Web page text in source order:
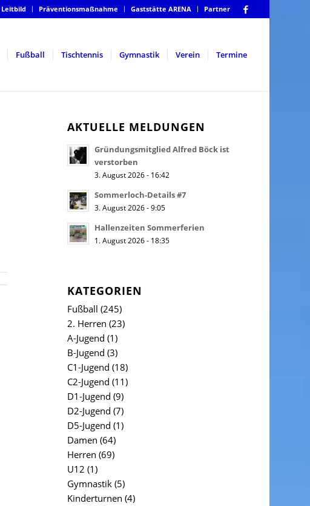
Leitbild Präventionsmaßnahme Gaststätte ARENA Partner
Fußball Tischtennis Gymnastik Verein Termine
AKTUELLE MELDUNGEN
Gründungsmitglied Alfred Böck ist
verstorben
3. August 2026 - 16:42
Sommerloch-Details #7
3. August 2026 - 9:05
Hallenzeiten Sommerferien
1. August 2026 - 18:35
KATEGORIEN
Fußball (245)
2. Herren (23)
A-Jugend (1)
B-Jugend (3)
C1-Jugend (18)
C2-Jugend (11)
D1-Jugend (9)
D2-Jugend (7)
D5-Jugend (1)
Damen (64)
Herren (69)
U12 (1)
Gymnastik(5)
Kinderturnen (4)